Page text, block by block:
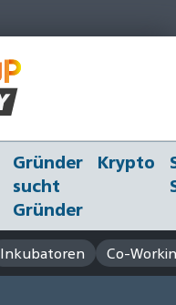
Gründer
sucht
Gründer
Krypto
Inkubatoren Co-